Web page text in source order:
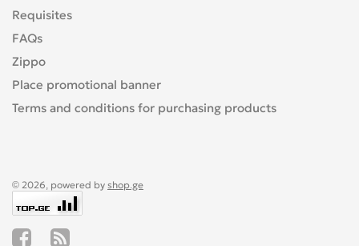
Requisites
FAQs
Zippo
Place promotional banner
Terms and conditions for purchasing products
© 2026, powered by shop.ge